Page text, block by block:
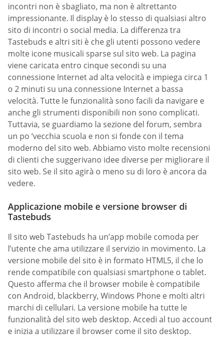
incontri non è sbagliato, ma non è altrettanto
impressionante. Il display è lo stesso di qualsiasi altro
sito di incontri o social media. La differenza tra
Tastebuds e altri siti è che gli utenti possono vedere
molte icone musicali sparse sul sito web. La pagina
viene caricata entro cinque secondi su una
connessione Internet ad alta velocità e impiega circa 1
o 2 minuti su una connessione Internet a bassa
velocità. Tutte le funzionalità sono facili da navigare e
anche gli strumenti disponibili non sono complicati.
Tuttavia, se guardiamo la sezione del forum, sembra
un po ‘vecchia scuola e non si fonde con il tema
moderno del sito web. Abbiamo visto molte recensioni
di clienti che suggerivano idee diverse per migliorare il
sito web. Se il sito agirà o meno su di loro è ancora da
vedere.
Applicazione mobile e versione browser di
Tastebuds
Il sito web Tastebuds ha un’app mobile comoda per
l’utente che ama utilizzare il servizio in movimento. La
versione mobile del sito è in formato HTML5, il che lo
rende compatibile con qualsiasi smartphone o tablet.
Questo afferma che il browser mobile è compatibile
con Android, blackberry, Windows Phone e molti altri
marchi di cellulari. La versione mobile ha tutte le
funzionalità del sito web desktop. Accedi al tuo account
e inizia a utilizzare il browser come il sito desktop.